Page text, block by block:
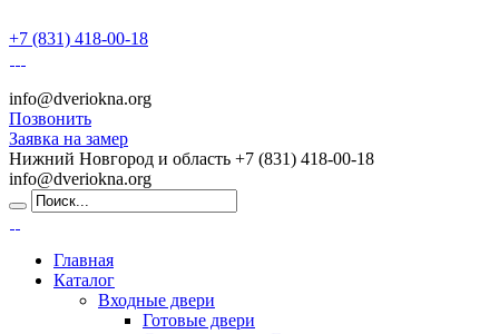
+7 (831) 418-00-18
info@dveriokna.org
Позвонить
Заявка на замер
Нижний Новгород и область +7 (831) 418-00-18
info@dveriokna.org
Главная
Каталог
Входные двери
Готовые двери